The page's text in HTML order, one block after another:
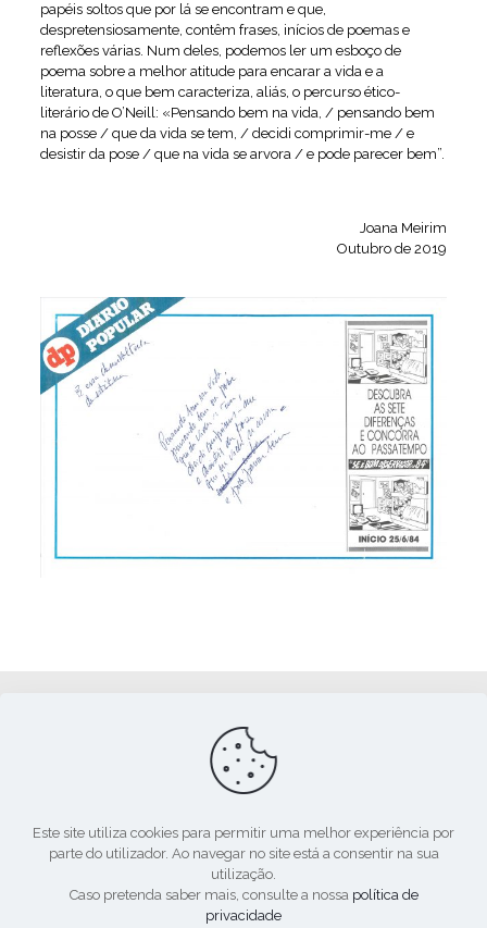
papéis soltos que por lá se encontram e que,
despretensiosamente, contêm frases, inícios de poemas e
reflexões várias. Num deles, podemos ler um esboço de
poema sobre a melhor atitude para encarar a vida e a
literatura, o que bem caracteriza, aliás, o percurso ético-
literário de O’Neill: «Pensando bem na vida, / pensando bem
na posse / que da vida se tem, / decidi comprimir-me / e
desistir da pose / que na vida se arvora / e pode parecer bem”.
Joana Meirim
Outubro de 2019
Este site utiliza cookies para permitir uma melhor experiência por
parte do utilizador. Ao navegar no site está a consentir na sua
utilização.
Caso pretenda saber mais, consulte a nossa política de
privacidade